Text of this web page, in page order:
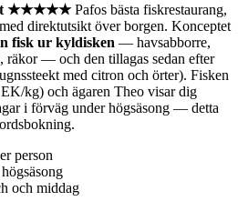
★★★★★Pafos bästa fiskrestaurang,
direktutsikt över borgen. Konceptet
fisk ur kyldisken — havsabborre,
räkor — och den tillagas sedan efter
med citron och örter). Fisken
kg) och ägaren Theo visar dig
i förväg under högsäsong — detta
person
och middag